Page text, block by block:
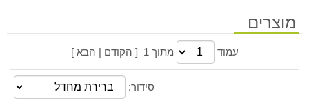
מוצרים
עמוד מתוך 1 [ הקודם | הבא ]
סידור: